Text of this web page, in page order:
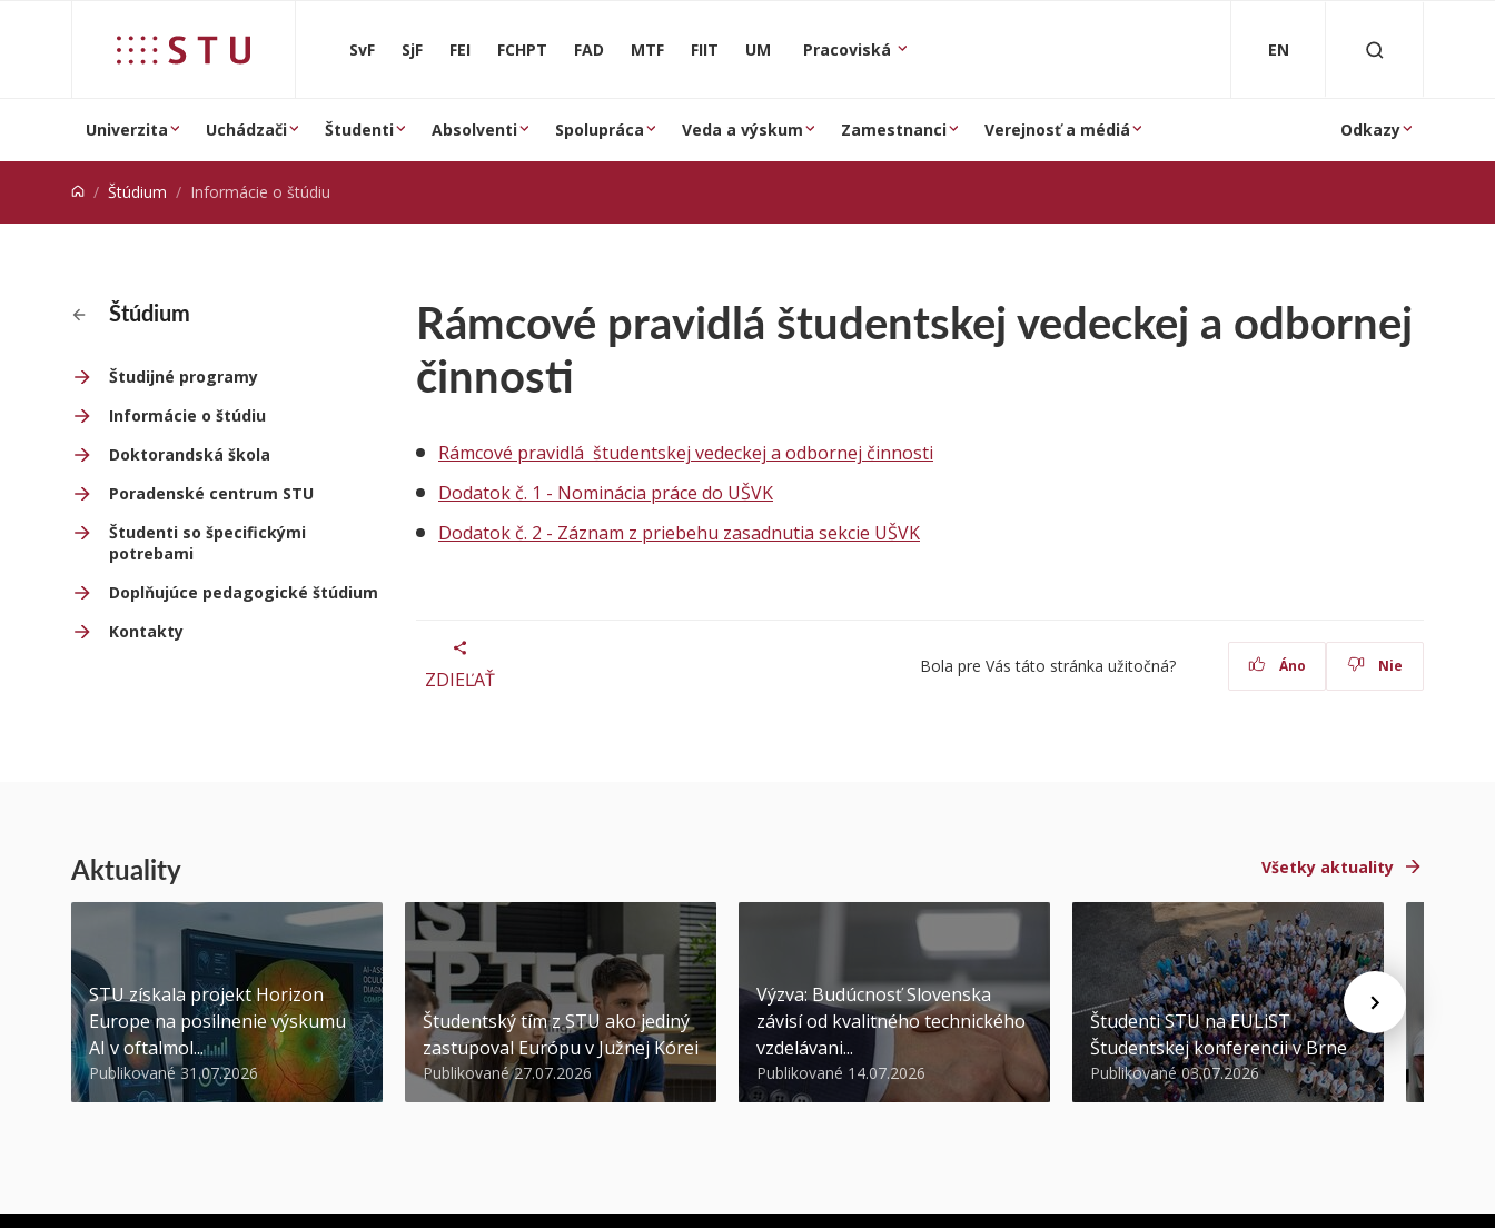
SvF SjF FEI FCHPT FAD MTF FIIT UM Pracoviská EN
Univerzita Uchádzači Študenti Absolventi Spolupráca Veda a výskum Zamestnanci Verejnosť a médiá Odkazy
Štúdium Informácie o štúdiu
Štúdium
Študijné programy
Informácie o štúdiu
Doktorandská škola
Poradenské centrum STU
Študenti so špecifickými
potrebami
Doplňujúce pedagogické štúdium
Kontakty
Rámcové pravidlá študentskej vedeckej a odbornej
činnosti
Rámcové pravidlá študentskej vedeckej a odbornej činnosti
Dodatok č. 1 - Nominácia práce do UŠVK
Dodatok č. 2 - Záznam z priebehu zasadnutia sekcie UŠVK
ZDIEĽAŤ
Bola pre Vás táto stránka užitočná? Áno Nie
Aktuality Všetky aktuality
STU získala projekt Horizon
Europe na posilnenie výskumu
AI v oftalmol...
Publikované 31.07.2026
Študentský tím z STU ako jediný
zastupoval Európu v Južnej Kórei
Publikované 27.07.2026
Výzva: Budúcnosť Slovenska
závisí od kvalitného technického
vzdelávani...
Publikované 14.07.2026
Študenti STU na EULiST
Študentskej konferencii v Brne
Publikované 03.07.2026